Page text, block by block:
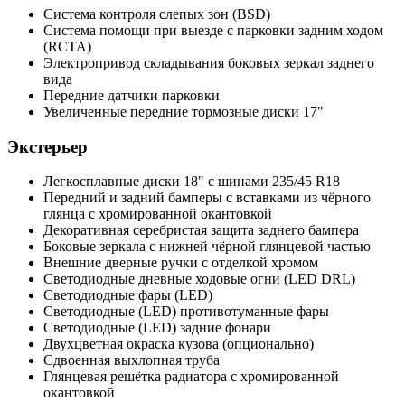
Система контроля слепых зон (BSD)
Система помощи при выезде с парковки задним ходом
(RCTA)
Электропривод складывания боковых зеркал заднего
вида
Передние датчики парковки
Увеличенные передние тормозные диски 17"
Экстерьер
Легкосплавные диски 18" с шинами 235/45 R18
Передний и задний бамперы с вставками из чёрного
глянца c хромированной окантовкой
Декоративная серебристая защита заднего бампера
Боковые зеркала с нижней чёрной глянцевой частью
Внешние дверные ручки с отделкой хромом
Светодиодные дневные ходовые огни (LED DRL)
Светодиодные фары (LED)
Светодиодные (LED) противотуманные фары
Светодиодные (LED) задние фонари
Двухцветная окраска кузова (опционально)
Сдвоенная выхлопная труба
Глянцевая решётка радиатора с хромированной
окантовкой